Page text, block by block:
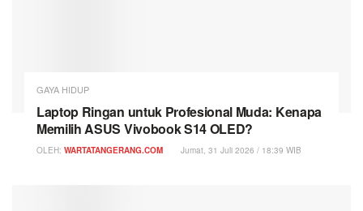
GAYA HIDUP
Laptop Ringan untuk Profesional Muda: Kenapa
Memilih ASUS Vivobook S14 OLED?
OLEH: WARTATANGERANG.COM Jumat, 31 Juli 2026 / 18:39 WIB